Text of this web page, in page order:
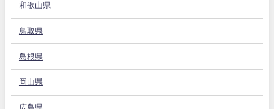
和歌山県
鳥取県
島根県
岡山県